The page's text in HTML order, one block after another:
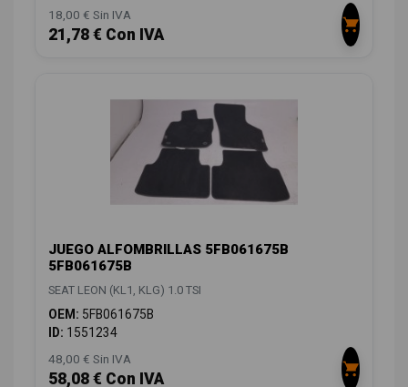
18,00 € Sin IVA
21,78 € Con IVA
JUEGO ALFOMBRILLAS 5FB061675B
5FB061675B
SEAT LEON (KL1, KLG) 1.0 TSI
OEM: 5FB061675B
ID: 1551234
48,00 € Sin IVA
58,08 € Con IVA